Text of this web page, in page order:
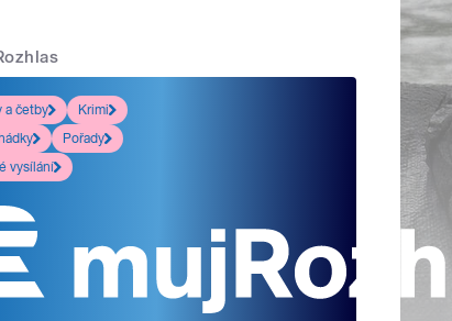
a četby
Krimi
Pořady
vysílání